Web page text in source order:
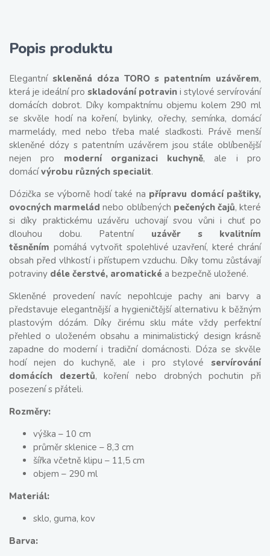
Popis produktu
Elegantní skleněná dóza TORO s patentním uzávěrem,
která je ideální pro skladování potravin i stylové servírování
domácích dobrot. Díky kompaktnímu objemu kolem 290 ml
se skvěle hodí na koření, bylinky, ořechy, semínka, domácí
marmelády, med nebo třeba malé sladkosti. Právě menší
skleněné dózy s patentním uzávěrem jsou stále oblíbenější
nejen pro
moderní organizaci kuchyně, ale i pro
domácí výrobu různých specialit.
Dózička se výborně hodí také na přípravu domácí paštiky,
ovocných marmelád nebo oblíbených pečených čajů, které
si díky praktickému uzávěru uchovají svou vůni i chuť po
dlouhou dobu. Patentní
uzávěr s kvalitním
těsněním pomáhá vytvořit spolehlivé uzavření, které chrání
obsah před vlhkostí i přístupem vzduchu. Díky tomu zůstávají
potraviny déle čerstvé, aromatické a bezpečně uložené.
Skleněné provedení navíc nepohlcuje pachy ani barvy a
představuje elegantnější a hygieničtější alternativu k běžným
plastovým dózám. Díky čirému sklu máte vždy perfektní
přehled o uloženém obsahu a minimalistický design krásně
zapadne do moderní i tradiční domácnosti. Dóza se skvěle
hodí nejen do kuchyně, ale i pro stylové
servírování
domácích dezertů, koření nebo drobných pochutin při
posezení s přáteli.
Rozměry:
výška – 10 cm
průměr sklenice – 8,3 cm
šířka včetně klipu – 11,5 cm
objem – 290 ml
Materiál:
sklo, guma, kov
Barva: